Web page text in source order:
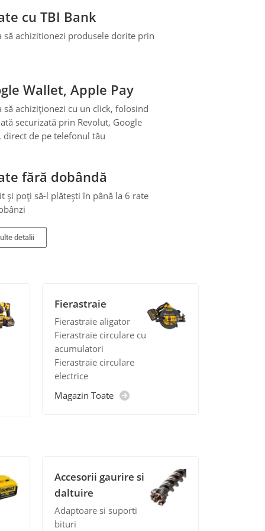
cu TBI Bank
achizitionezi produsele dorite prin
Wallet, Apple Pay
achiziționezi cu un click, folosind
securizată prin Revolut, Google
direct de pe telefonul tău
fără dobândă
și poți să-l plătești în până la 6 rate
detalii
Fierastraie
Fierastraie aligator
Fierastraie circulare cu
acumulatori
Fierastraie circulare
electrice
Magazin Toate
Accesorii gaurire si
daltuire
Adaptoare si suporti
bituri